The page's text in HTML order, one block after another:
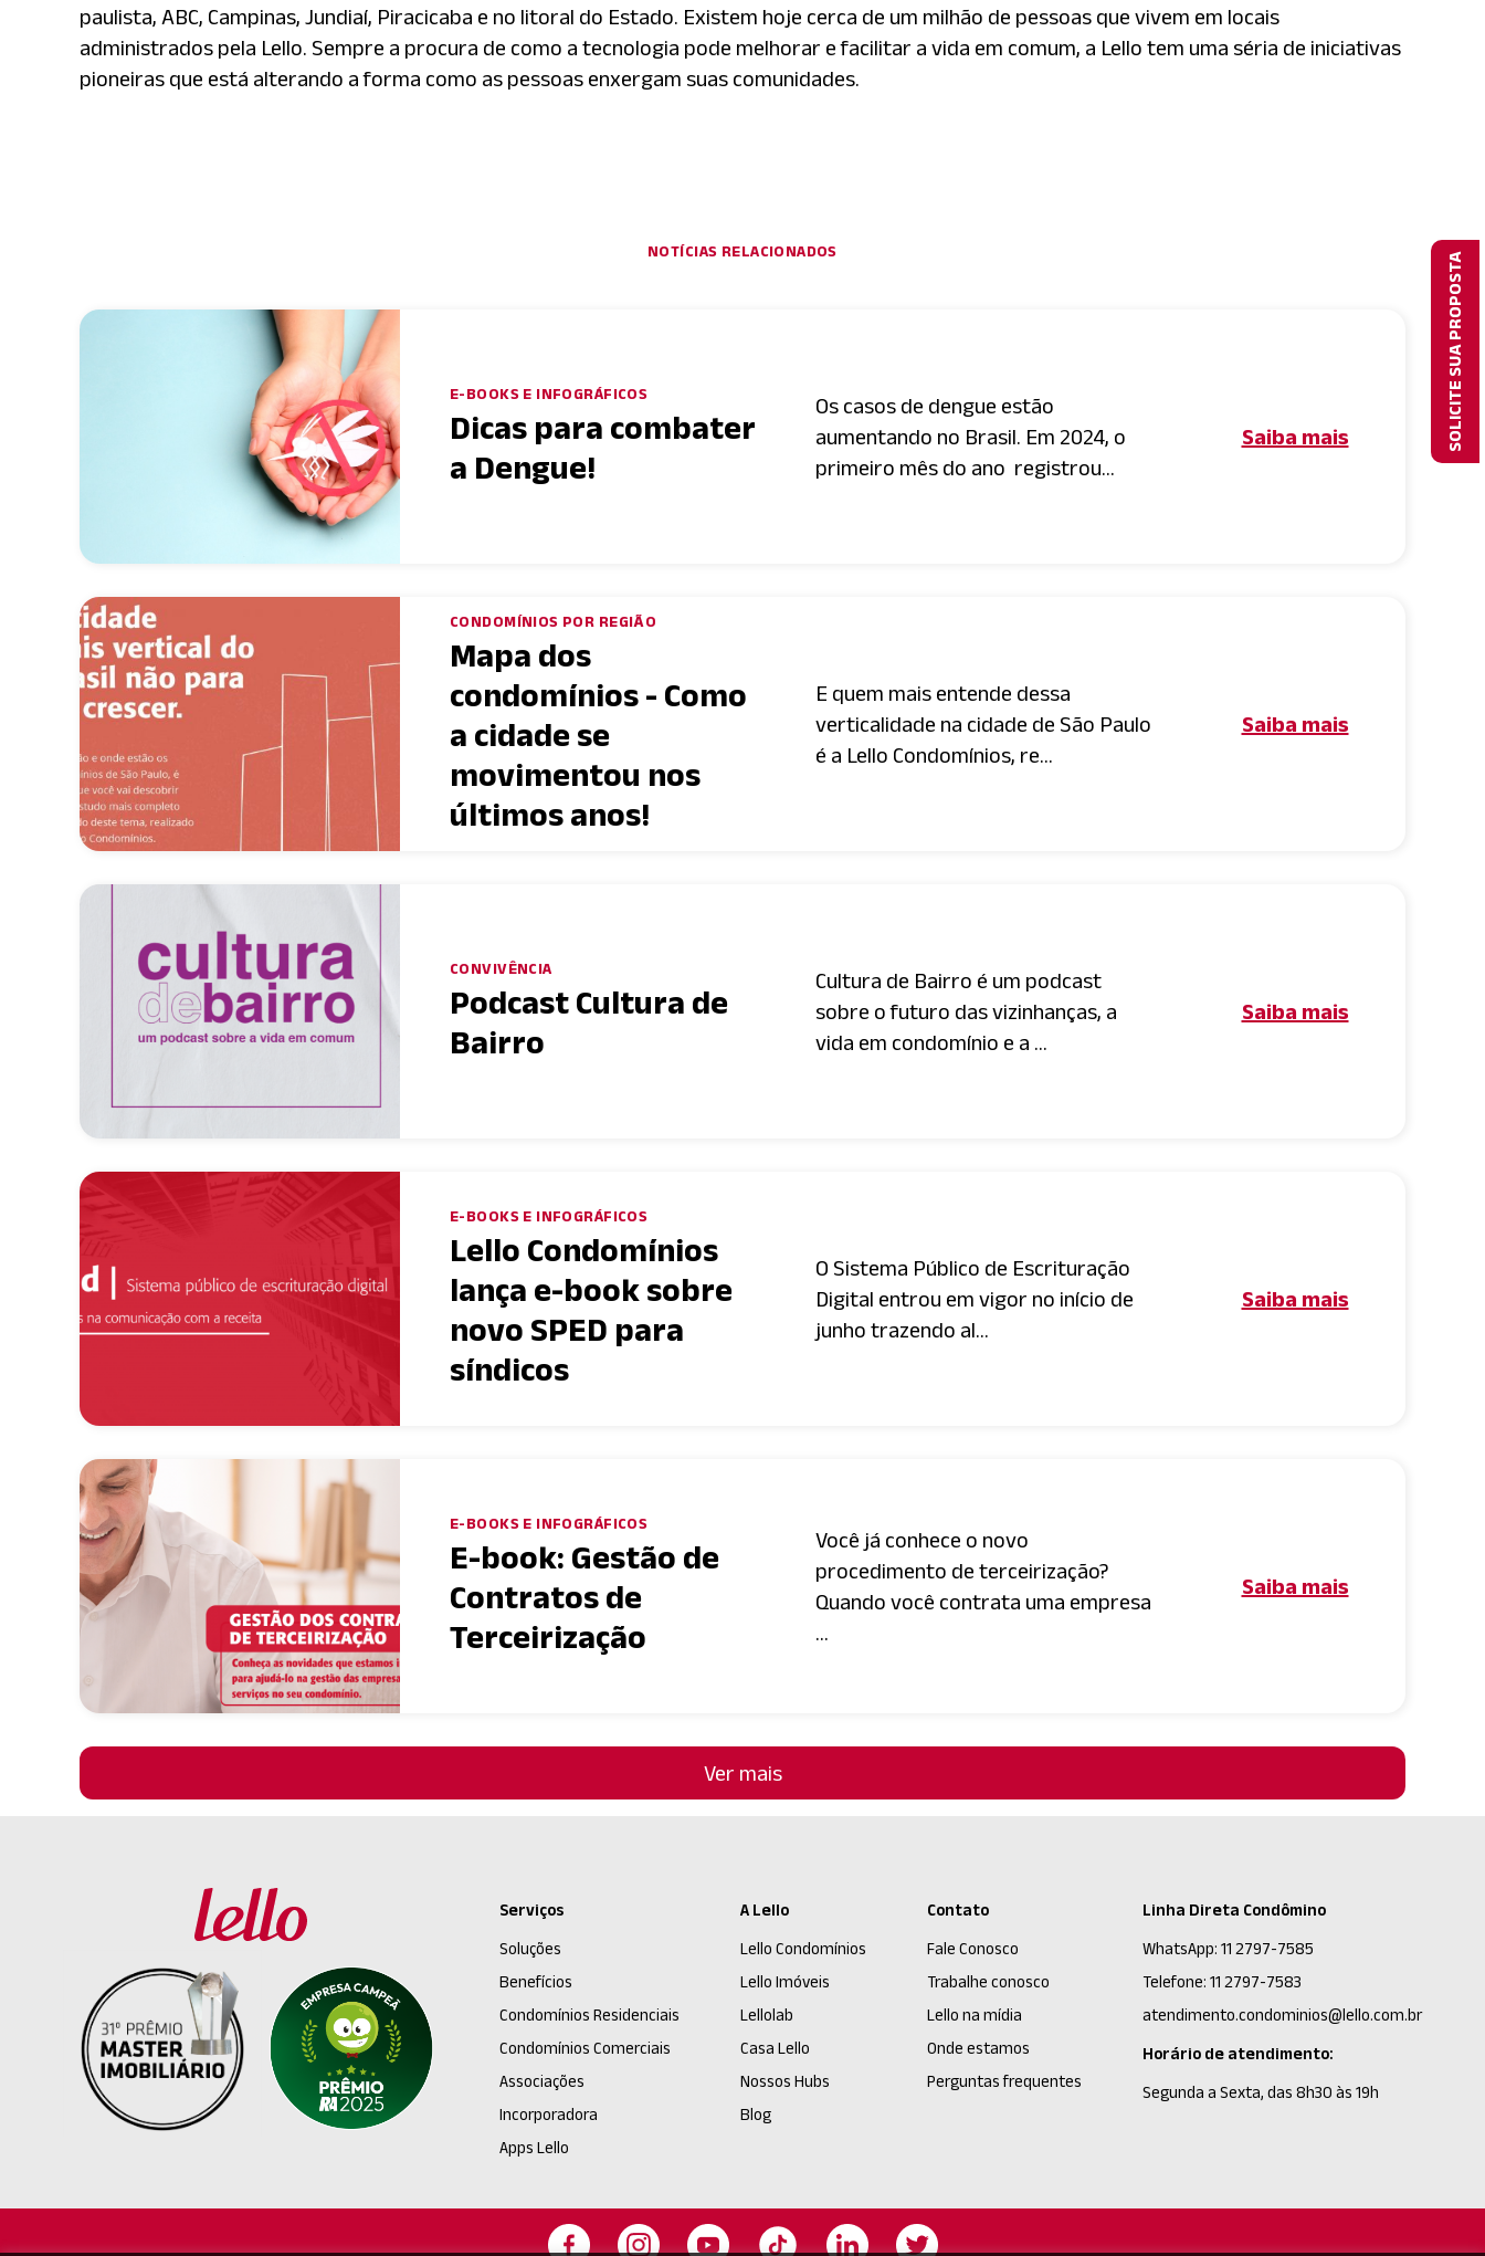
paulista, ABC, Campinas, Jundiaí, Piracicaba e no litoral do Estado. Existem hoje cerca de um milhão de pessoas que vivem em locais
administrados pela Lello. Sempre a procura de como a tecnologia pode melhorar e facilitar a vida em comum, a Lello tem uma séria de iniciativas
pioneiras que está alterando a forma como as pessoas enxergam suas comunidades.
NOTÍCIAS RELACIONADOS
E-BOOKS E INFOGRÁFICOS
Dicas para combater
a Dengue!
Os casos de dengue estão
aumentando no Brasil. Em 2024, o
primeiro mês do ano registrou...
Saiba mais
CONDOMÍNIOS POR REGIÃO
Mapa dos
condomínios - Como
a cidade se
movimentou nos
últimos anos!
E quem mais entende dessa
verticalidade na cidade de São Paulo
é a Lello Condomínios, re...
Saiba mais
CONVIVÊNCIA
Podcast Cultura de
Bairro
Cultura de Bairro é um podcast
sobre o futuro das vizinhanças, a
vida em condomínio e a ...
Saiba mais
E-BOOKS E INFOGRÁFICOS
Lello Condomínios
lança e-book sobre
novo SPED para
síndicos
O Sistema Público de Escrituração
Digital entrou em vigor no início de
junho trazendo al...
Saiba mais
E-BOOKS E INFOGRÁFICOS
E-book: Gestão de
Contratos de
Terceirização
Você já conhece o novo
procedimento de terceirização?
Quando você contrata uma empresa
...
Saiba mais
Ver mais
SOLICITE SUA PROPOSTA
Serviços
Soluções
Benefícios
Condomínios Residenciais
Condomínios Comerciais
Associações
Incorporadora
Apps Lello
A Lello
Lello Condomínios
Lello Imóveis
Lellolab
Casa Lello
Nossos Hubs
Blog
Contato
Fale Conosco
Trabalhe conosco
Lello na mídia
Onde estamos
Perguntas frequentes
Linha Direta Condômino
WhatsApp: 11 2797-7585
Telefone: 11 2797-7583
atendimento.condominios@lello.com.br
Horário de atendimento:
Segunda a Sexta, das 8h30 às 19h